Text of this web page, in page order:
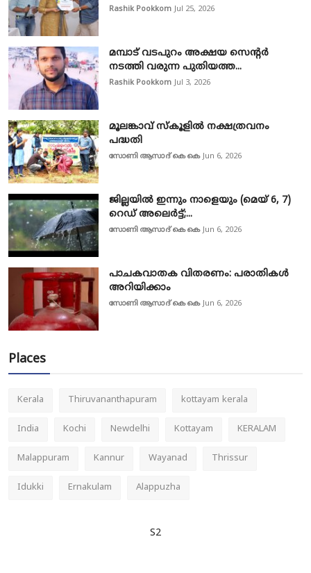
Rashik Pookkom Jul 25, 2026
മമ്പാട് വടപുറം അക്ഷയ സെന്റർ
നടത്തി വരുന്ന പുതിയത്ത...
Rashik Pookkom Jul 3, 2026
മൂലങ്കാവ് സ്കൂളിൽ നക്ഷത്രവനം
പദ്ധതി
സോണി ആസാദ് കെ കെ Jun 6, 2026
ജില്ലയിൽ ഇന്നും നാളെയും (മെയ് 6, 7)
റെഡ് അലെർട്ട്;...
സോണി ആസാദ് കെ കെ Jun 6, 2026
പാചകവാതക വിതരണം: പരാതികൾ
അറിയിക്കാം
സോണി ആസാദ് കെ കെ Jun 6, 2026
Places
Kerala Thiruvananthapuram kottayam kerala
India Kochi Newdelhi Kottayam KERALAM
Malappuram Kannur Wayanad Thrissur
Idukki Ernakulam Alappuzha
S2